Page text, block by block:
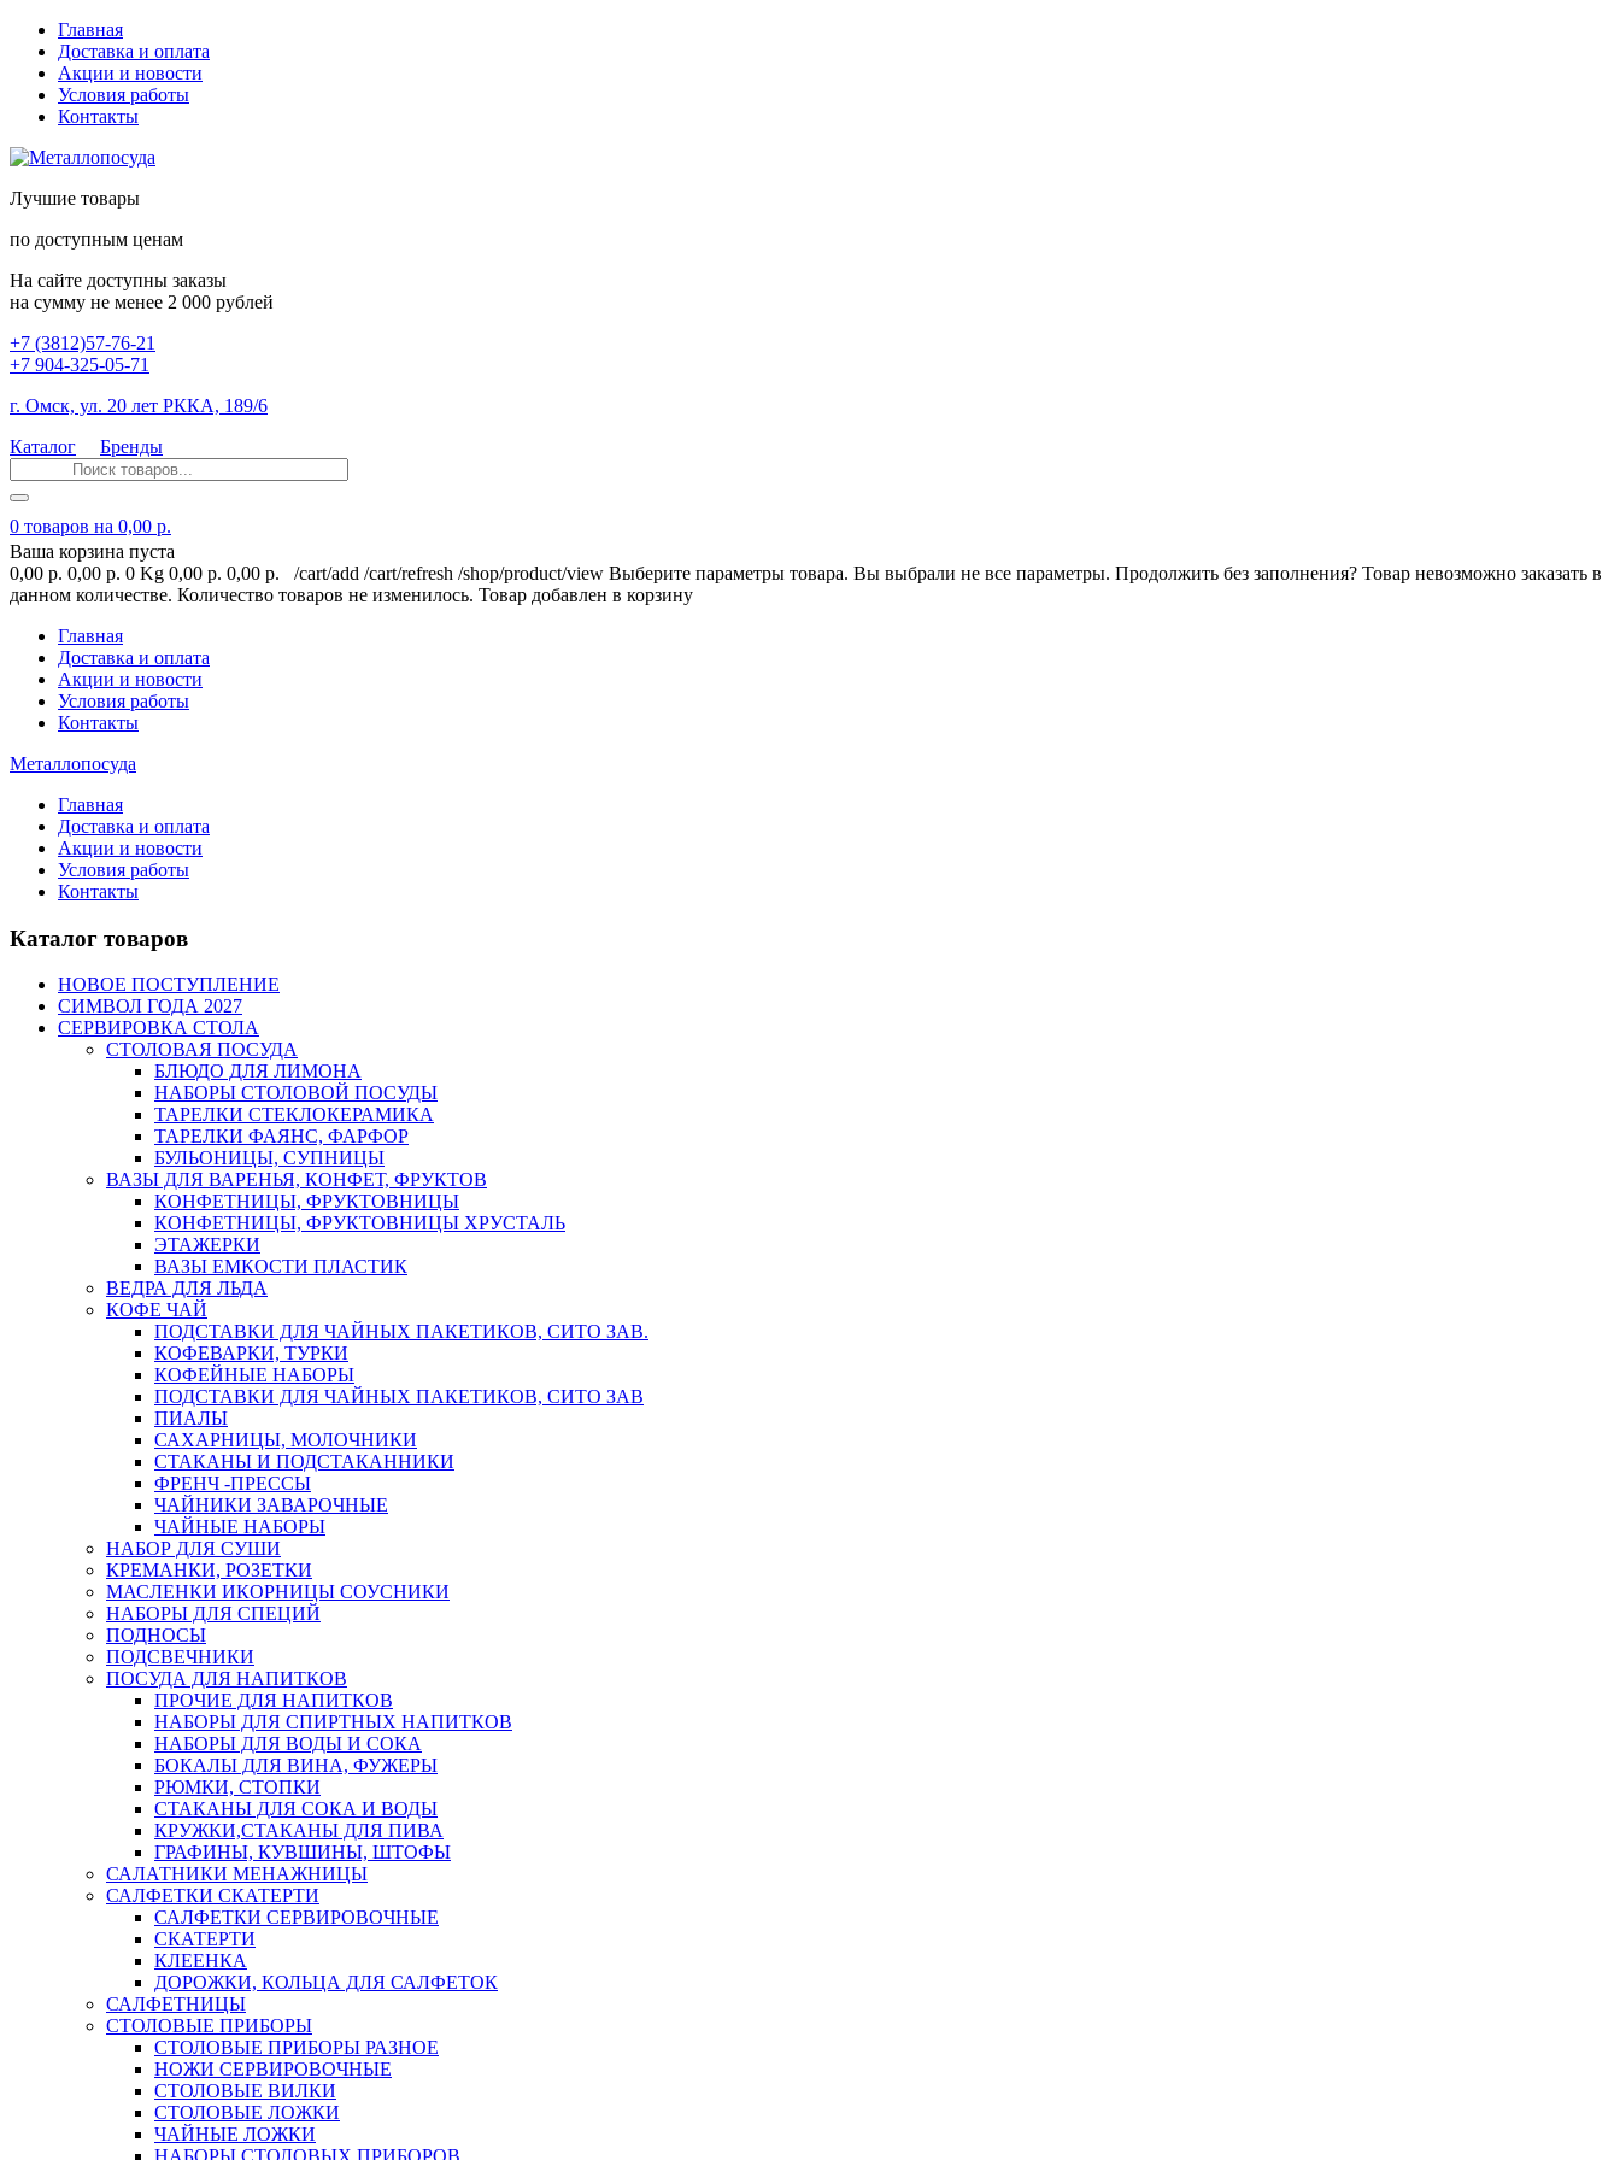
Главная
Доставка и оплата
Акции и новости
Условия работы
Контакты
Лучшие товары
по доступным ценам
На сайте доступны заказы
на сумму не менее 2 000 рублей
+7 (3812)57-76-21
+7 904-325-05-71
г. Омск, ул. 20 лет РККА, 189/6
Каталог
Бренды
0 товаров на 0,00 р.
Ваша корзина пуста
0,00 р. 0,00 р. 0 Kg 0,00 р. 0,00 р. /cart/add /cart/refresh /shop/product/view Выберите параметры товара. Вы выбрали не все параметры. Продолжить без заполнения? Товар невозможно заказать в
данном количестве. Количество товаров не изменилось. Товар добавлен в корзину
Главная
Доставка и оплата
Акции и новости
Условия работы
Контакты
Металлопосуда
Главная
Доставка и оплата
Акции и новости
Условия работы
Контакты
Каталог товаров
НОВОЕ ПОСТУПЛЕНИЕ
СИМВОЛ ГОДА 2027
СЕРВИРОВКА СТОЛА
СТОЛОВАЯ ПОСУДА
БЛЮДО ДЛЯ ЛИМОНА
НАБОРЫ СТОЛОВОЙ ПОСУДЫ
ТАРЕЛКИ СТЕКЛОКЕРАМИКА
ТАРЕЛКИ ФАЯНС, ФАРФОР
БУЛЬОНИЦЫ, СУПНИЦЫ
ВАЗЫ ДЛЯ ВАРЕНЬЯ, КОНФЕТ, ФРУКТОВ
КОНФЕТНИЦЫ, ФРУКТОВНИЦЫ
КОНФЕТНИЦЫ, ФРУКТОВНИЦЫ ХРУСТАЛЬ
ЭТАЖЕРКИ
ВАЗЫ ЕМКОСТИ ПЛАСТИК
ВЕДРА ДЛЯ ЛЬДА
КОФЕ ЧАЙ
ПОДСТАВКИ ДЛЯ ЧАЙНЫХ ПАКЕТИКОВ, СИТО ЗАВ.
КОФЕВАРКИ, ТУРКИ
КОФЕЙНЫЕ НАБОРЫ
ПОДСТАВКИ ДЛЯ ЧАЙНЫХ ПАКЕТИКОВ, СИТО ЗАВ
ПИАЛЫ
САХАРНИЦЫ, МОЛОЧНИКИ
СТАКАНЫ И ПОДСТАКАННИКИ
ФРЕНЧ -ПРЕССЫ
ЧАЙНИКИ ЗАВАРОЧНЫЕ
ЧАЙНЫЕ НАБОРЫ
НАБОР ДЛЯ СУШИ
КРЕМАНКИ, РОЗЕТКИ
МАСЛЕНКИ ИКОРНИЦЫ СОУСНИКИ
НАБОРЫ ДЛЯ СПЕЦИЙ
ПОДНОСЫ
ПОДСВЕЧНИКИ
ПОСУДА ДЛЯ НАПИТКОВ
ПРОЧИЕ ДЛЯ НАПИТКОВ
НАБОРЫ ДЛЯ СПИРТНЫХ НАПИТКОВ
НАБОРЫ ДЛЯ ВОДЫ И СОКА
БОКАЛЫ ДЛЯ ВИНА, ФУЖЕРЫ
РЮМКИ, СТОПКИ
СТАКАНЫ ДЛЯ СОКА И ВОДЫ
КРУЖКИ,СТАКАНЫ ДЛЯ ПИВА
ГРАФИНЫ, КУВШИНЫ, ШТОФЫ
САЛАТНИКИ МЕНАЖНИЦЫ
САЛФЕТКИ СКАТЕРТИ
САЛФЕТКИ СЕРВИРОВОЧНЫЕ
СКАТЕРТИ
КЛЕЕНКА
ДОРОЖКИ, КОЛЬЦА ДЛЯ САЛФЕТОК
САЛФЕТНИЦЫ
СТОЛОВЫЕ ПРИБОРЫ
СТОЛОВЫЕ ПРИБОРЫ РАЗНОЕ
НОЖИ СЕРВИРОВОЧНЫЕ
СТОЛОВЫЕ ВИЛКИ
СТОЛОВЫЕ ЛОЖКИ
ЧАЙНЫЕ ЛОЖКИ